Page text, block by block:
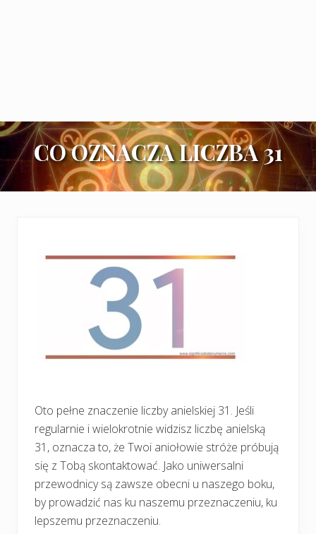
CO OZNACZA LICZBA 31
Oto pełne znaczenie liczby anielskiej 31. Jeśli
regularnie i wielokrotnie widzisz liczbę anielską
31, oznacza to, że Twoi aniołowie stróże próbują
się z Tobą skontaktować. Jako uniwersalni
przewodnicy są zawsze obecni u naszego boku,
by prowadzić nas ku naszemu przeznaczeniu, ku
lepszemu przeznaczeniu.